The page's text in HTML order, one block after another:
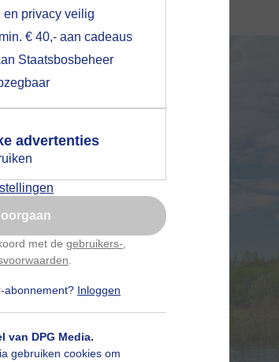
privacy veilig
€ 40,- aan cadeaus
Staatsbosbeheer
advertenties
met de gebruikers-
abonnement? Inloggen
van DPG Media.
gebruiken cookies om
gebruiken voor
weer?
geen akkoord op hebt
er zo een pop-up uit
deze toestemming
wordt.
toon de popup
later
je niet elke dag deze pop-up
dit aan te passen